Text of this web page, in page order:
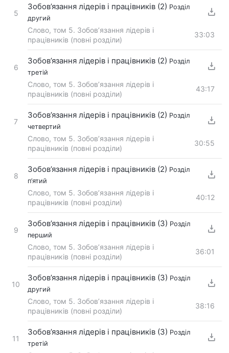
5
Зобов’язання лідерів і працівників (2) Розділ
другий
Слово, том 5. Зобов’язання лідерів і
працівників (повні розділи)
33:03
6
Зобов’язання лідерів і працівників (2) Розділ
третій
Слово, том 5. Зобов’язання лідерів і
працівників (повні розділи)
43:17
7
Зобов’язання лідерів і працівників (2) Розділ
четвертий
Слово, том 5. Зобов’язання лідерів і
працівників (повні розділи)
30:55
8
Зобов’язання лідерів і працівників (2) Розділ
п’ятий
Слово, том 5. Зобов’язання лідерів і
працівників (повні розділи)
40:12
9
Зобов’язання лідерів і працівників (3) Розділ
перший
Слово, том 5. Зобов’язання лідерів і
працівників (повні розділи)
36:01
10
Зобов’язання лідерів і працівників (3) Розділ
другий
Слово, том 5. Зобов’язання лідерів і
працівників (повні розділи)
38:16
11
Зобов’язання лідерів і працівників (3) Розділ
третій